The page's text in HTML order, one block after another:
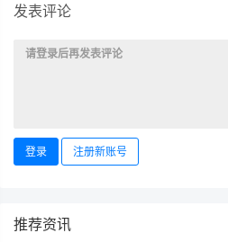
发表评论
登录 注册新账号
推荐资讯